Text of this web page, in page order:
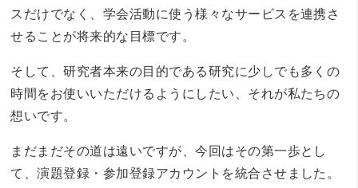
スだけでなく、学会活動に使う様々なサービスを連携さ
せることが将来的な目標です。
そして、研究者本来の目的である研究に少しでも多くの
時間をお使いいただけるようにしたい、それが私たちの
想いです。
まだまだその道は遠いですが、今回はその第一歩とし
て、演題登録・参加登録アカウントを統合させました。